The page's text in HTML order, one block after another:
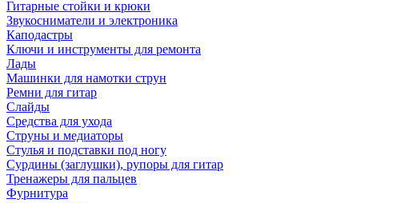
Гитарные стойки и крюки
Звукосниматели и электроника
Каподастры
Ключи и инструменты для ремонта
Лады
Машинки для намотки струн
Ремни для гитар
Слайды
Средства для ухода
Струны и медиаторы
Стулья и подставки под ногу
Сурдины (заглушки), рупоры для гитар
Тренажеры для пальцев
Фурнитура